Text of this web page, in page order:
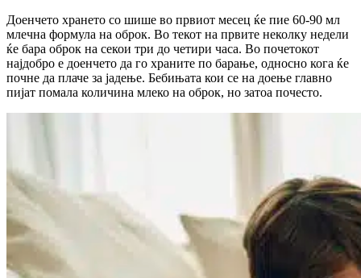
Доенчето хрането со шише во првиот месец ќе пие 60-90 мл
млечна формула на оброк. Во текот на првите неколку недели
ќе бара оброк на секои три до четири часа. Во почетокот
најдобро е доенчето да го храните по барање, односно кога ќе
почне да плаче за јадење. Бебињата кои се на доење главно
пијат помала количина млеко на оброк, но затоа почесто.